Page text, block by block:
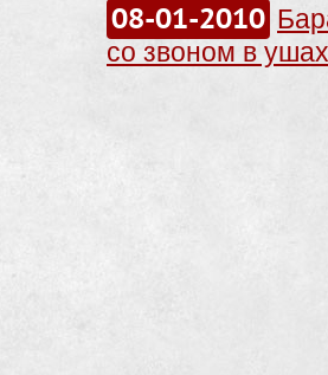
08-01-2010
со звоном в